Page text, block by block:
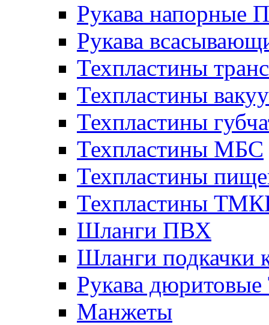
Рукава напорные П
Рукава
Техпластины
Техпластины
Техпластины
Техпластины МБС
Техпластины
Техпластины
Шланги ПВХ
Шланги подкачки
Рукава
Манжеты